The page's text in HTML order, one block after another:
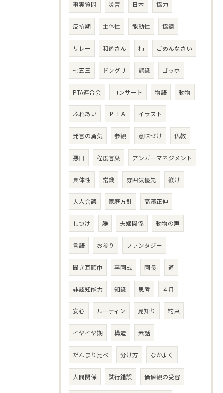
事実質問 災害 日本 協力
反抗期 主体性 能動性 協調
リレー 和尚さん 柿 ごめんなさい
七五三 ドングリ 認識 ゴッホ
PTA連合会 コンサート 物語 動物
ふれあい ＰＴＡ イラスト
発言の勇気 参観 意味づけ 仏教
悪口 程度言葉 アンガーマネジメント
具体性 常識 雰囲気優先 躾け
大人会議 家庭方針 高濱正伸
しつけ 躾 夫婦関係 動物の声
言語 お参り ファンタジー
聞き耳頭巾 卒園式 園長 道
非認知能力 知識 思考 ４月
安心 ルーティン 見知り 約束
イヤイヤ期 構造 素話
だんまり比べ 分け方 なかよく
人間関係 試行錯誤 価値観の受容